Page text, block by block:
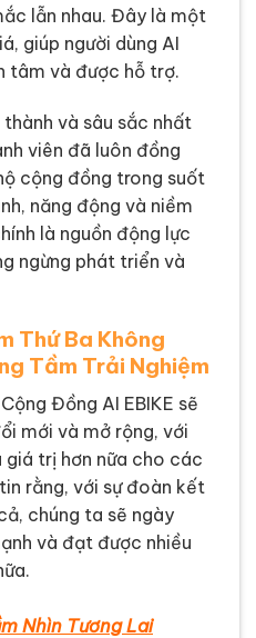
lẫn nhau. Đây là một
giúp người dùng AI
tâm và được hỗ trợ.
và sâu sắc nhất
viên đã luôn đồng
cộng đồng trong suốt
năng động và niềm
là nguồn động lực
ngừng phát triển và
Thứ Ba Không
Tầm Trải Nghiệm
Đồng AI EBIKE sẽ
mới và mở rộng, với
trị hơn nữa cho các
rằng, với sự đoàn kết
chúng ta sẽ ngày
và đạt được nhiều
Nhìn Tương Lai